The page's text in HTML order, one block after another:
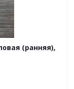
(ранняя),